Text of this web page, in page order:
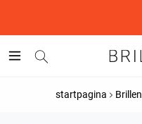
startpagina Brillen